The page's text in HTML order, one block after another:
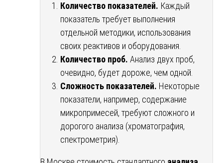
Количество показателей. Каждый
показатель требует выполнения
отдельной методики, использования
своих реактивов и оборудования.
Количество проб. Анализ двух проб,
очевидно, будет дороже, чем одной.
Сложность показателей. Некоторые
показатели, например, содержание
микропримесей, требуют сложного и
дорогого анализа (хроматография,
спектрометрия).